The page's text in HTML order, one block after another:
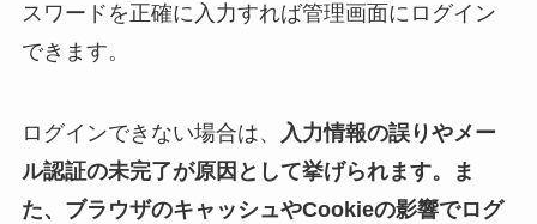
スワードを正確に入力すれば管理画面にログイン
できます。
ログインできない場合は、
入力情報の誤りやメー
ル認証の未完了が原因として挙げられます。ま
た、ブラウザのキャッシュやCookieの影響でログ